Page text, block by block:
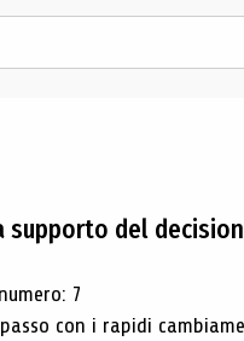
supporto del
7
con i rapidi